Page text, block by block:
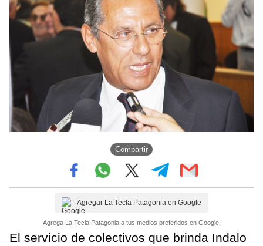
Compartir
Agregar La Tecla Patagonia en Google
Agrega La Tecla Patagonia a tus medios preferidos en Google.
El servicio de colectivos que brinda Indalo